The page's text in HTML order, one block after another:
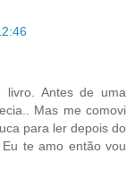
livro. Antes de uma
Mas me comovi
para ler depois do
te amo então vou